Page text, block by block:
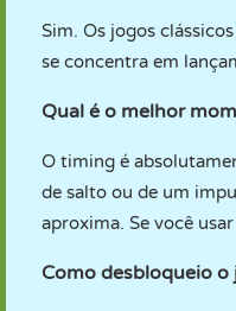
Sim. Os jogos
se concentra em
Qual é o melhor
O timing é
de salto ou de um
aproxima. Se você
Como desbloqueio